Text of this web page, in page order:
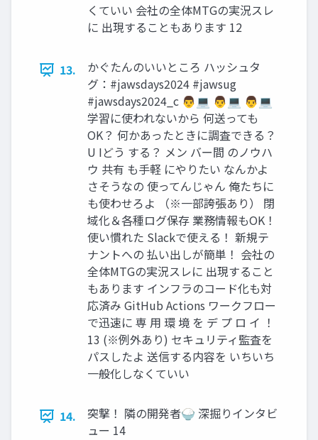
くていい 会社の全体MTGの実況スレ
に 出現することもあります 12
13.
かぐたんのいいところ ハッシュタ
グ：#jawsdays2024 #jawsug
#jawsdays2024_c 👨💻 👨💻 👨💻
学習に使われないから 何送っても
OK？ 何かあったときに調査できる？
U Iどう する？ メン バー間 のノウハ
ウ 共有 も手軽 にやりたい なんかよ
さそうなの 使ってんじゃん 俺たちに
も使わせろよ （※一部誇張あり） 閉
域化＆各種ログ保存 業務情報もOK！
使い慣れた Slackで使える！ 新規テ
ナントへの 払い出しが簡単！ 会社の
全体MTGの実況スレに 出現すること
もあります インフラのコード化も対
応済み GitHub Actions ワークフロー
で迅速に 専 用 環 境 を デ プ ロ イ ！
13 (※例外あり) セキュリティ監査を
パスしたよ 送信する内容を いちいち
一般化しなくていい
14.
突撃！ 隣の開発者🍚 深掘りインタビ
ュー 14